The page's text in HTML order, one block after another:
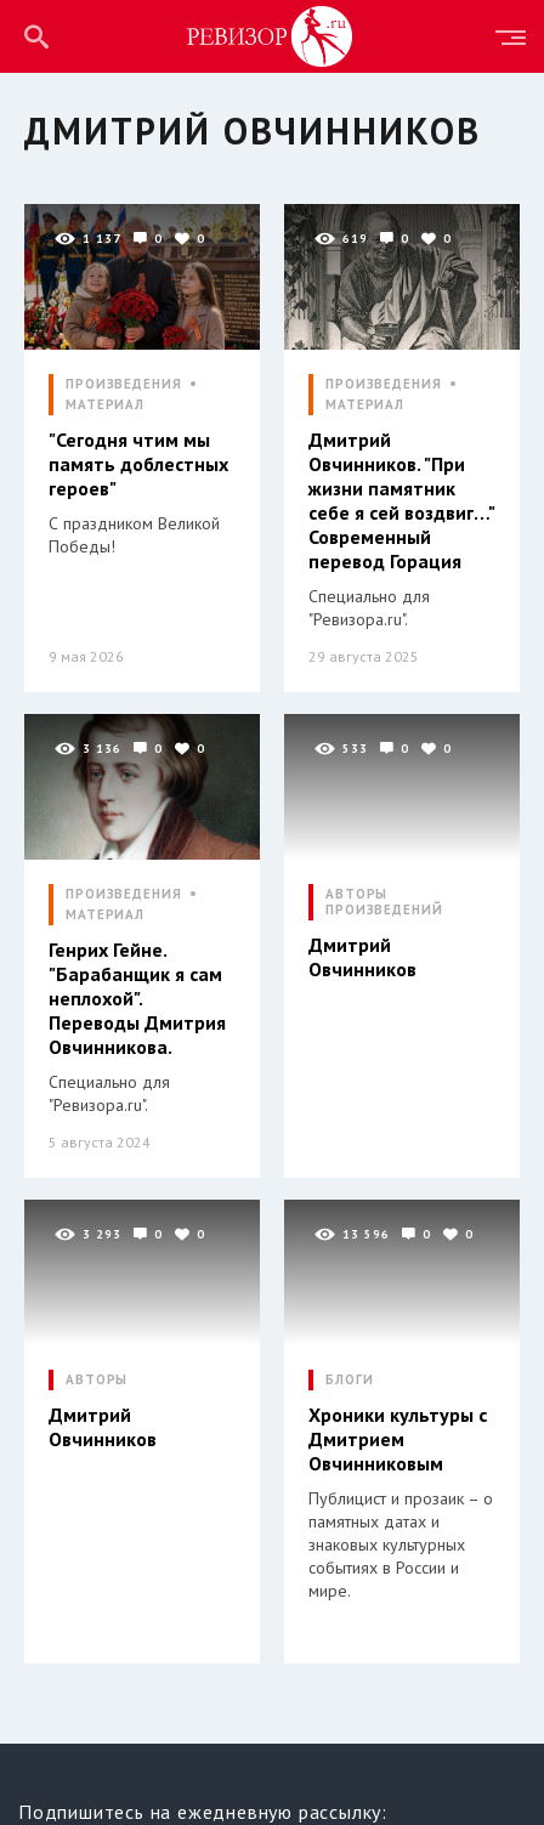
ДМИТРИЙ ОВЧИННИКОВ
1 137 0 0
ПРОИЗВЕДЕНИЯ
МАТЕРИАЛ
"Сегодня чтим мы
память доблестных
героев"
С праздником Великой
Победы!
9 мая 2026
619 0 0
ПРОИЗВЕДЕНИЯ
МАТЕРИАЛ
Дмитрий
Овчинников. "При
жизни памятник
себе я сей воздвиг…"
Современный
перевод Горация
Специально для
"Ревизора.ru".
29 августа 2025
3 136 0 0
ПРОИЗВЕДЕНИЯ
МАТЕРИАЛ
Генрих Гейне.
"Барабанщик я сам
неплохой".
Переводы Дмитрия
Овчинникова.
Специально для
"Ревизора.ru".
5 августа 2024
533 0 0
АВТОРЫ
ПРОИЗВЕДЕНИЙ
Дмитрий
Овчинников
3 293 0 0
АВТОРЫ
Дмитрий
Овчинников
13 596 0 0
БЛОГИ
Хроники культуры с
Дмитрием
Овчинниковым
Публицист и прозаик – о
памятных датах и
знаковых культурных
событиях в России и
мире.
Подпишитесь на ежедневную рассылку: